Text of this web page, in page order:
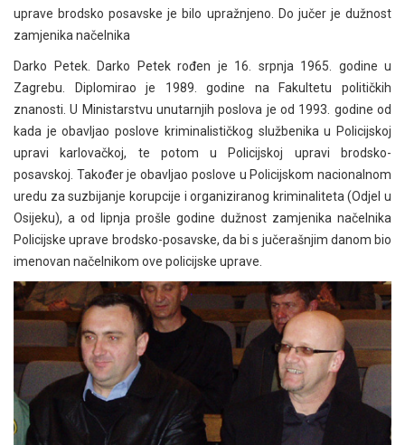
uprave brodsko posavske je bilo upražnjeno. Do jučer je dužnost
zamjenika načelnika
Darko Petek. Darko Petek rođen je 16. srpnja 1965. godine u
Zagrebu. Diplomirao je 1989. godine na Fakultetu političkih
znanosti. U Ministarstvu unutarnjih poslova je od 1993. godine od
kada je obavljao poslove kriminalističkog službenika u Policijskoj
upravi karlovačkoj, te potom u Policijskoj upravi brodsko-
posavskoj. Također je obavljao poslove u Policijskom nacionalnom
uredu za suzbijanje korupcije i organiziranog kriminaliteta (Odjel u
Osijeku), a od lipnja prošle godine dužnost zamjenika načelnika
Policijske uprave brodsko-posavske, da bi s jučerašnjim danom bio
imenovan načelnikom ove policijske uprave.